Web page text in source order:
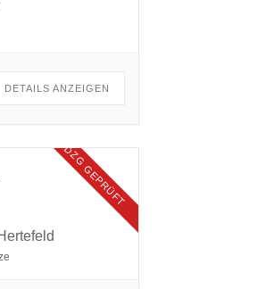
DETAILS ANZEIGEN
DZG GEPRÜFT